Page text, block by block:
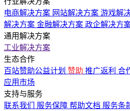
电商解决方案 网站解决方案 游戏解
解决方案 金融解决方案 政企解决方
通用解决方案
工业解决方案
生态合作
百站赞助公益计划 赞助 推广返利 合
应用市场
支持与服务
联系我们
服务保障 帮助文档 服务条